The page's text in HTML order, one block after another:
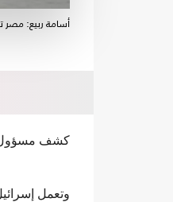
أسامة ربيع: مصر
كشف مسؤول